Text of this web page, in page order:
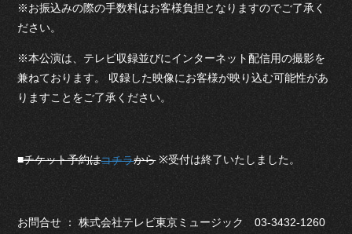
※お振込みの際の手数料はお客様負担となりますのでご了承く
ださい。
※本公演は、テレビ収録並びにインターネット配信用の撮影を
兼ねております。 収録した映像にお客様が映り込む可能性があ
りますことをご了承ください。
■チケット予約はコチラから※受付は終了いたしました。
お問合せ ： 株式会社テレビ東京ミュージック 03-3432-1260